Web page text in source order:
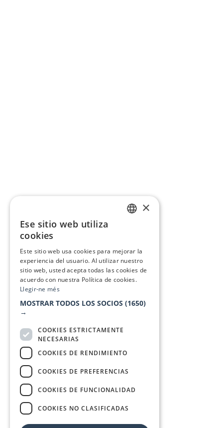
×
Ese sitio web utiliza
cookies
Este sitio web usa cookies para mejorar la
experiencia del usuario. Al utilizar nuestro
sitio web, usted acepta todas las cookies de
acuerdo con nuestra Política de cookies.
Llegir-ne més
MOSTRAR TODOS LOS SOCIOS (1650)
→
COOKIES ESTRICTAMENTE
NECESARIAS
COOKIES DE RENDIMIENTO
COOKIES DE PREFERENCIAS
COOKIES DE FUNCIONALIDAD
COOKIES NO CLASIFICADAS